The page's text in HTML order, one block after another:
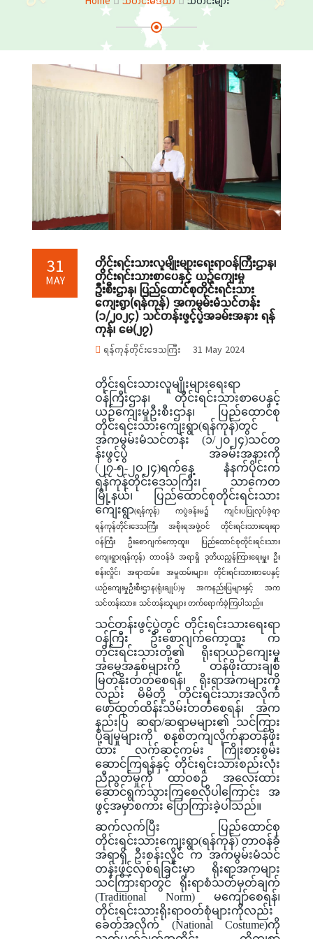
31
MAY
တိုင်းရင်းသားလူမျိုးများရေးရာဝန်ကြီးဌာန၊
တိုင်းရင်းသားစာပေနှင့် ယဉ်ကျေးမှု
ဦးစီးဌာန၊ ပြည်ထောင်စုတိုင်းရင်းသား
ကျေးရွာ(ရန်ကုန်) အကမွမ်းမံသင်တန်း
(၁/၂၀၂၄) သင်တန်းဖွင့်ပွဲအခမ်းအနား ရန်
ကုန်၊ မေ(၂၇)
ရန်ကုန်တိုင်းဒေသကြီး 31 May 2024
တိုင်းရင်းသားလူမျိုးများရေးရာ
ဝန်ကြီးဌာန၊ တိုင်းရင်းသားစာပေနှင့်
ယဉ်ကျေးမှုဦးစီးဌာန၊ ပြည်ထောင်စု
တိုင်းရင်းသားကျေးရွာ(ရန်ကုန်)တွင်
အကမွမ်းမံသင်တန်း (၁/၂၀၂၄)သင်တ
န်းဖွင့်ပွဲ အခမ်းအနားကို
(၂၇-၅-၂၀၂၄)ရက်နေ့ နံနက်ပိုင်းက
ရန်ကုန်တိုင်းဒေသကြီး၊ သာကေတ
မြို့နယ်၊ ပြည်ထောင်စုတိုင်းရင်းသား
ကျေးရွာ(ရန်ကုန်) ကပွဲခန်းမ၌ ကျင်းပပြုလုပ်ခဲ့ရာ
ရန်ကုန်တိုင်းဒေသကြီး အစိုးရအဖွဲ့ဝင် တိုင်းရင်းသားရေးရာ
ဝန်ကြီး ဦးစောဂျက်ကော့ထူး၊ ပြည်ထောင်စုတိုင်းရင်းသား
ကျေးရွာ(ရန်ကုန်) တာဝန်ခံ အရာရှိ ဒုတိယညွှန်ကြားရေးမှူး ဦး
စန်းလှိုင်၊ အရာထမ်း၊ အမှုထမ်းများ၊ တိုင်းရင်းသားစာပေနှင့်
ယဉ်ကျေးမှုဦးစီးဌာန(ရုံးချုပ်)မှ အကနည်းပြများနှင့် အက
သင်တန်းသား၊ သင်တန်းသူများ တက်ရောက်ခဲ့ကြပါသည်။
သင်တန်းဖွင့်ပွဲတွင် တိုင်းရင်းသားရေးရာ
ဝန်ကြီး ဦးစောဂျက်ကော့ထူး က
တိုင်းရင်းသားတို့၏ ရိုးရာယဉ်ကျေးမှု
အမွေအနှစ်များကို တန်ဖိုးထားချစ်
မြတ်နိုးတတ်စေရန်၊ ရိုးရာအကများကို
လည်း မိမိတို့ တိုင်းရင်းသားအလိုက်
ဖော်ထုတ်ထိန်းသိမ်းတတ်စေရန်၊ အက
နည်းပြ ဆရာ/ဆရာမများ၏ သင်ကြား
ပို့ချမှုများကို စနစ်တကျလိုက်နာတန်ဖိုး
ထား လက်ဆင့်ကမ်း ကြိုးစားစွမ်း
ဆောင်ကြရန်နှင့် တိုင်းရင်းသားစည်းလုံး
ညီညွတ်မှုကို ထာဝစဉ် အလေးထား
ဆောင်ရွက်သွားကြစေလိုပါကြောင်း အ
ဖွင့်အမှာစကား ပြောကြားခဲ့ပါသည်။
ဆက်လက်ပြီး ပြည်ထောင်စု
တိုင်းရင်းသားကျေးရွာ(ရန်ကုန်) တာဝန်ခံ
အရာရှိ ဦးစန်းလှိုင် က အကမွမ်းမံသင်
တန်းဖွင့်လှစ်ရခြင်းမှာ ရိုးရာအကများ
သင်ကြားရာတွင် ရိုးရာစံသတ်မှတ်ချက်
(Traditional Norm) မကျော်စေရန်၊
တိုင်းရင်းသားရိုးရာဝတ်စုံများကိုလည်း
ခေတ်အလိုက် (National Costume)ကို